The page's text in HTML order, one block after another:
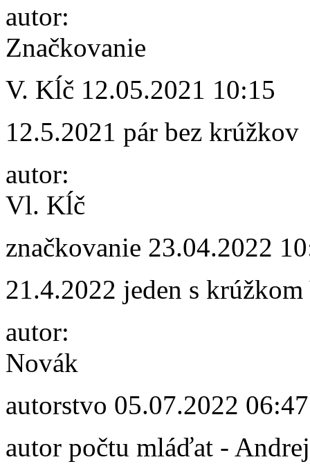
autor:
Značkovanie
V. Kĺč 12.05.2021 10:15
12.5.2021 pár bez krúžkov
autor:
Vl. Kĺč
značkovanie 23.04.2022
21.4.2022 jeden s
autor:
Novák
autorstvo 05.07.2022 06:47
autor počtu mláďat -